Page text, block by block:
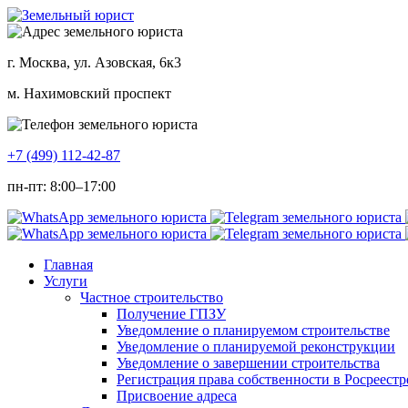
г. Москва, ул. Азовская, 6к3
м. Нахимовский проспект
+7 (499) 112-42-87
пн-пт: 8:00–17:00
Главная
Услуги
Частное строительство
Получение ГПЗУ
Уведомление о планируемом строительстве
Уведомление о планируемой реконструкции
Уведомление о завершении строительства
Регистрация права собственности в
Присвоение адреса